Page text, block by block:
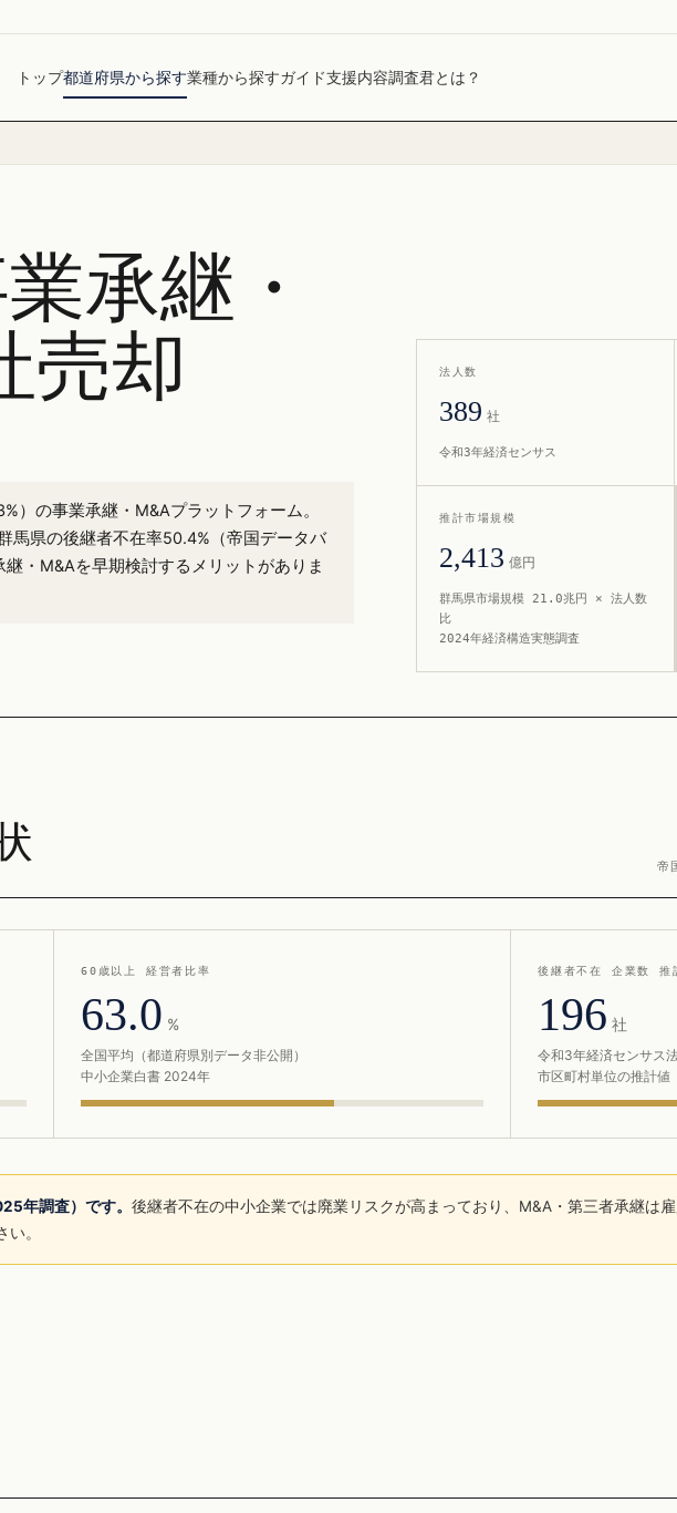
トップ都道府県から探す業種から探すガイド支援内容調査君とは？
承継・
売却
）の事業承継・M&Aプラットフォーム。
馬県の後継者不在率50.4%（帝国データバ
・M&Aを早期検討するメリットがありま
法人数
389 社
令和3年経済センサス
推計市場規模
2,413 億円
群馬県市場規模 21.0兆円 × 法人数
比
2024年経済構造実態調査
帝
60歳以上 経営者比率
63.0 %
全国平均（都道府県別データ非公開）
中小企業白書 2024年
後継者不在 企業数 推
196 社
令和3年経済センサス
市区町村単位の推計値
年調査）です。 後継者不在の中小企業では廃業リスクが高まっており、M&A・第三者承継は
。